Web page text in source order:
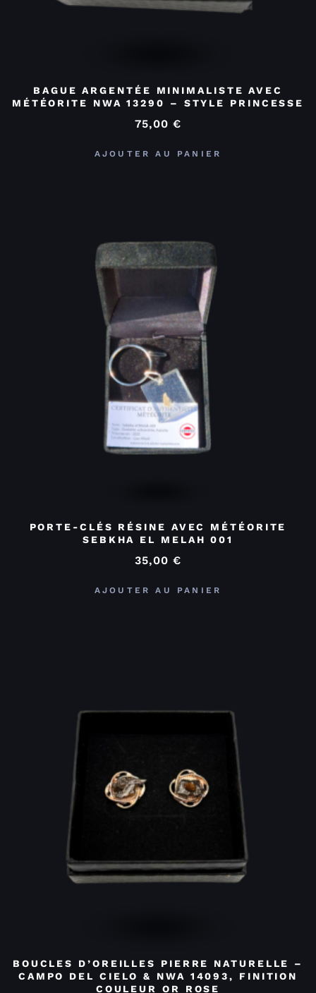
BAGUE ARGENTÉE MINIMALISTE AVEC
MÉTÉORITE NWA 13290 – STYLE PRINCESSE
75,00 €
AJOUTER AU PANIER
PORTE-CLÉS RÉSINE AVEC MÉTÉORITE
SEBKHA EL MELAH 001
35,00 €
AJOUTER AU PANIER
BOUCLES D’OREILLES PIERRE NATURELLE –
CAMPO DEL CIELO & NWA 14093, FINITION
COULEUR OR ROSE